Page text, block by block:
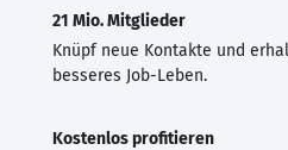
21 Mio. Mitglieder
Knüpf neue Kontakte und
besseres Job-Leben.
Kostenlos profitieren